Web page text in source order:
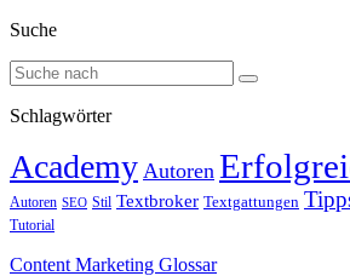
Suche
Schlagwörter
Academy Autoren
Autoren SEO Stil Textbroker Textgattungen
Tutorial
Content Marketing Glossar